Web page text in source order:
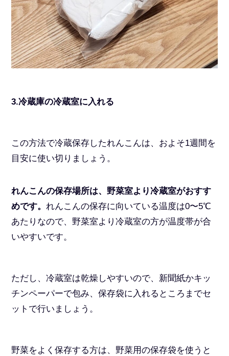
3.冷蔵庫の冷蔵室に入れる
この方法で冷蔵保存したれんこんは、およそ1週間を
目安に使い切りましょう。
れんこんの保存場所は、野菜室より冷蔵室がおすす
めです。れんこんの保存に向いている温度は0〜5℃
あたりなので、野菜室より冷蔵室の方が温度帯が合
いやすいです。
ただし、冷蔵室は乾燥しやすいので、新聞紙かキッ
チンペーパーで包み、保存袋に入れるところまでセ
ットで行いましょう。
野菜をよく保存する方は、野菜用の保存袋を使うと